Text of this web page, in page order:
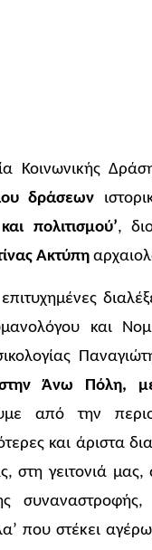
Κοινωνικής
δράσεων
πολιτισμού’,
Ακτύπη
και
Άνω Πόλη,
από την
και άριστα
στη γειτονιά
που στέκει